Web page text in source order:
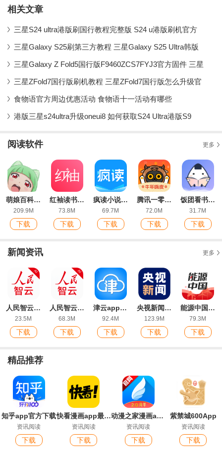
相关文章
三星S24 ultra港版刷国行教程完整版 S24 u港版刷机官方
三星Galaxy S25刷第三方教程 三星Galaxy S25 Ultra韩版
三星Galaxy Z Fold5国行版F9460ZCS7FYJ3官方固件 三星
三星ZFold7国行版刷机教程 三星ZFold7国行版怎么升级官
食物语官方周边优惠活动 食物语十一活动有哪些
港版三星s24ultra升级oneui8 如何获取S24 Ultra港版S9
阅读软件 更多
萌娘百科 α官方网页版
209.9M
下载
红袖读书官方版
73.8M
下载
疯读小说app官方版
69.7M
下载
腾讯一零零一app官方版
72.0M
下载
饭团看书旧版
31.7M
下载
新闻资讯 更多
人民智云客户端
23.5M
下载
人民智云ios最新版
68.3M
下载
津云app官方版
92.4M
下载
央视新闻app官方版
123.9M
下载
能源中国app最新版本
79.3M
下载
精品推荐
知乎app官方下载
资讯阅读
下载
快看漫画app最新版
资讯阅读
下载
动漫之家漫画app安卓版本
资讯阅读
下载
紫禁城600App
资讯阅读
下载